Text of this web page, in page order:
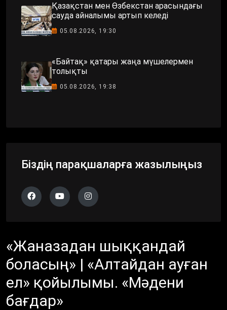
Қазақстан мен Өзбекстан арасындағы
сауда айналымы артып келеді
05.08.2026, 19:30
«Байтақ» қатары жаңа мүшелермен
толықты
05.08.2026, 19:38
Біздің парақшаларға жазылыңыз
«Жаназадан шыққандай
боласың» | «Алтайдан ауған
ел» қойылымы. «Мәдени
бағдар»